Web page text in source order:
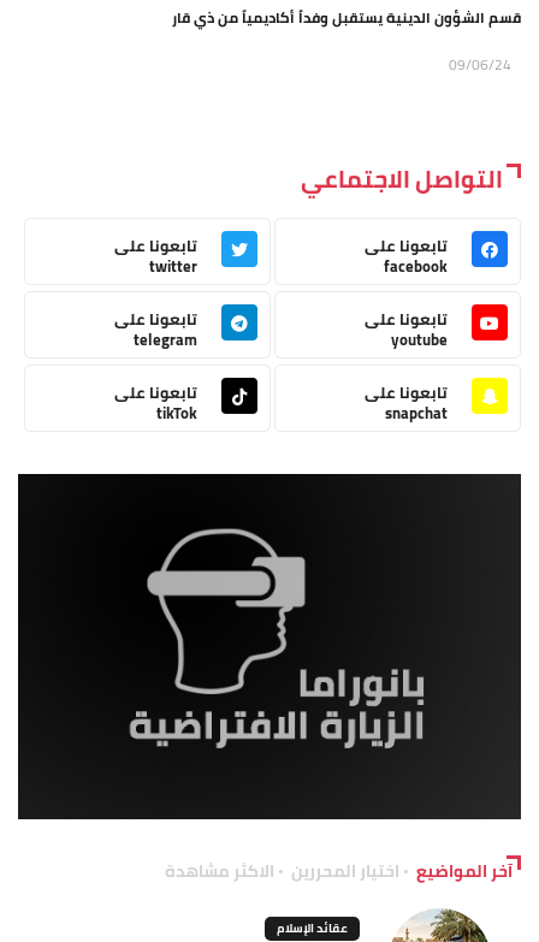
قسم الشؤون الدينية يستقبل وفداً أكاديمياً من ذي قار
09/06/24
التواصل الاجتماعي
تابعونا على
facebook
تابعونا على
twitter
تابعونا على
youtube
تابعونا على
telegram
تابعونا على
snapchat
تابعونا على
tikTok
آخر المواضيع اختيار المحررين الاكثر مشاهدة
عقائد الإسلام